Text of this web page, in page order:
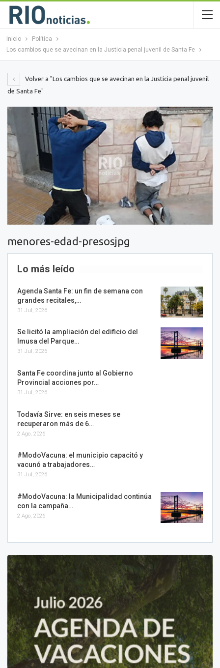
Inicio
Política
Los cambios que se avecinan en la Justicia penal juvenil de Santa Fe
Volver a "Los cambios que se avecinan en la Justicia penal juvenil
de Santa Fe"
menores-edad-presosjpg
Lo más leído
Agenda Santa Fe: un fin de semana con
grandes recitales,…
31 Jul, 2026
Se licitó la ampliación del edificio del
Imusa del Parque…
31 Jul, 2026
Santa Fe coordina junto al Gobierno
Provincial acciones por…
31 Jul, 2026
Todavía Sirve: en seis meses se
recuperaron más de 6…
2 Ago, 2026
#ModoVacuna: el municipio capacitó y
vacunó a trabajadores…
31 Jul, 2026
#ModoVacuna: la Municipalidad continúa
con la campaña…
2 Ago, 2026